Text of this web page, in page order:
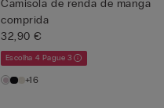
Camisola de renda de manga
comprida
32,90 €
Escolha 4 Pague 3
+16